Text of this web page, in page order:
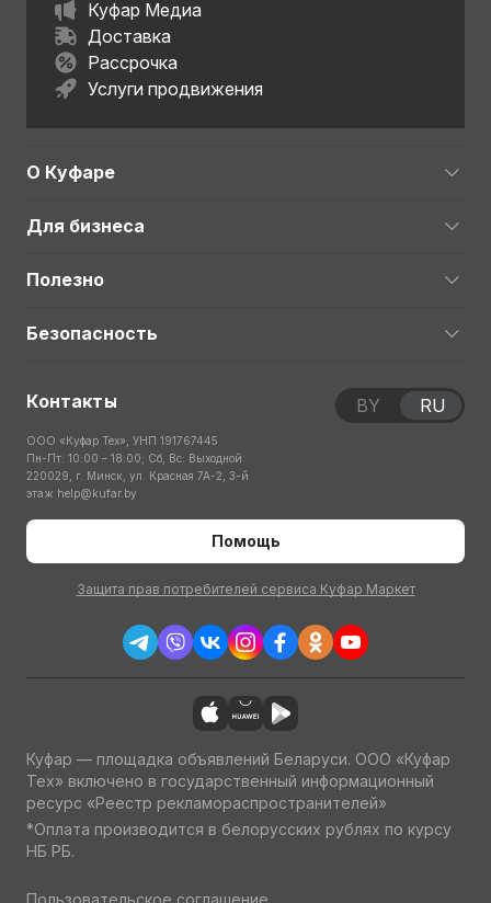
Куфар Медиа
Доставка
Рассрочка
Услуги продвижения
О Куфаре
Для бизнеса
Полезно
Безопасность
Контакты
ООО «Куфар Тех», УНП 191767445
Пн-Пт: 10:00 – 18:00; Сб, Вс: Выходной
220029, г. Минск, ул. Красная 7А-2, 3-й
этаж help@kufar.by
Помощь
Защита прав потребителей сервиса Куфар Маркет
BY RU
Куфар — площадка объявлений Беларуси. ООО «Куфар
Тех» включено в государственный информационный
ресурс «Реестр рекламораспространителей»
*Оплата производится в белорусских рублях по курсу
НБ РБ.
Пользовательское соглашение